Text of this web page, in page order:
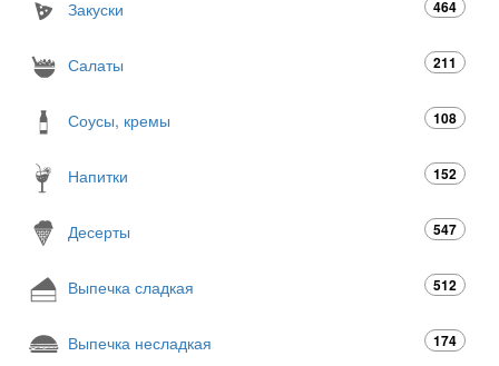
Закуски 464
Салаты 211
Соусы, кремы 108
Напитки 152
Десерты 547
Выпечка сладкая 512
Выпечка несладкая 174